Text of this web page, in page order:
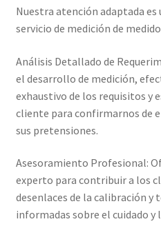
Nuestra atención adaptada
servicio de medición de
Análisis Detallado de
el desarrollo de medición,
exhaustivo de los requisitos y
cliente para confirmarnos de
sus pretensiones.
Asesoramiento Profesional:
experto para contribuir a los
desenlaces de la calibración y
informadas sobre el cuidado y